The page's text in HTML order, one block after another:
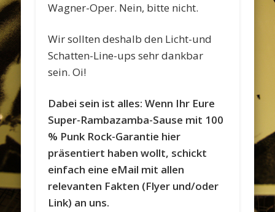
Wagner-Oper. Nein, bitte nicht.
Wir sollten deshalb den Licht-und
Schatten-Line-ups sehr dankbar
sein. Oi!
Dabei sein ist alles: Wenn Ihr Eure
Super-Rambazamba-Sause mit 100
% Punk Rock-Garantie hier
präsentiert haben wollt, schickt
einfach eine eMail mit allen
relevanten Fakten (Flyer und/oder
Link) an uns.